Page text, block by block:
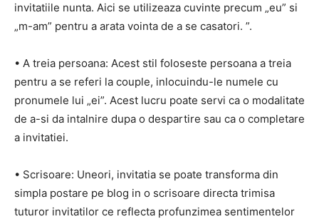
invitatiile nunta. Aici se utilizeaza cuvinte precum „eu” si
„m-am” pentru a arata vointa de a se casatori. ”.
• A treia persoana: Acest stil foloseste persoana a treia
pentru a se referi la couple, inlocuindu-le numele cu
pronumele lui „ei”. Acest lucru poate servi ca o modalitate
de a-si da intalnire dupa o despartire sau ca o completare
a invitatiei.
• Scrisoare: Uneori, invitatia se poate transforma din
simpla postare pe blog in o scrisoare directa trimisa
tuturor invitatilor ce reflecta profunzimea sentimentelor